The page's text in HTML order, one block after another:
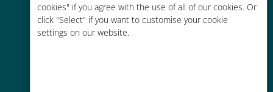
cookies" if you agree with the use of all of our cookies. Or
click "Select" if you want to customise your cookie
settings on our website.
かんたん追加購入
Wi-Fiやデータ残量がなくても、